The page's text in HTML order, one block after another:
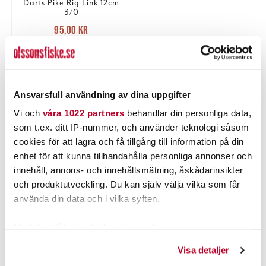
Ansvarsfull användning av dina uppgifter
Vi och våra 1022 partners behandlar din personliga data,
som t.ex. ditt IP-nummer, och använder teknologi såsom
cookies för att lagra och få tillgång till information på din
enhet för att kunna tillhandahålla personliga annonser och
innehåll, annons- och innehållsmätning, åskådarinsikter
och produktutveckling. Du kan själv välja vilka som får
använda din data och i vilka syften.
Visa detaljer
Darts Pike Rig Link 12cm
3/0
Nuvarande pris
95,00 krTidigare pris
129,00 kr
95,00 kr
5 ST
PRODUKTBESKRIVNING